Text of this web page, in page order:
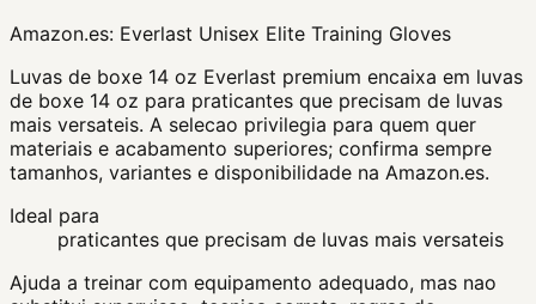
Amazon.es: Everlast Unisex Elite Training Gloves
Luvas de boxe 14 oz Everlast premium encaixa em luvas
de boxe 14 oz para praticantes que precisam de luvas
mais versateis. A selecao privilegia para quem quer
materiais e acabamento superiores; confirma sempre
tamanhos, variantes e disponibilidade na Amazon.es.
Ideal para
praticantes que precisam de luvas mais versateis
Ajuda a treinar com equipamento adequado, mas nao